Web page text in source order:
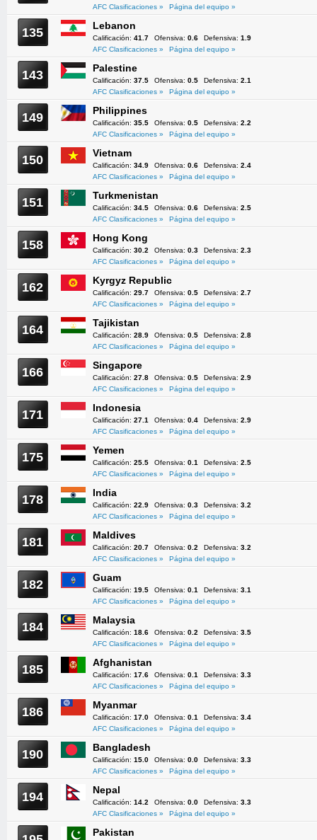
AFC Clasificaciones »
Página del equipo »
135 Lebanon
Calificación: 41.7 Ofensiva: 0.6 Defensiva: 1.9
AFC Clasificaciones »
Página del equipo »
143 Palestine
Calificación: 37.5 Ofensiva: 0.5 Defensiva: 2.1
AFC Clasificaciones »
Página del equipo »
149 Philippines
Calificación: 35.5 Ofensiva: 0.5 Defensiva: 2.2
AFC Clasificaciones »
Página del equipo »
150 Vietnam
Calificación: 34.9 Ofensiva: 0.6 Defensiva: 2.4
AFC Clasificaciones »
Página del equipo »
151 Turkmenistan
Calificación: 34.5 Ofensiva: 0.6 Defensiva: 2.5
AFC Clasificaciones »
Página del equipo »
158 Hong Kong
Calificación: 30.2 Ofensiva: 0.3 Defensiva: 2.3
AFC Clasificaciones »
Página del equipo »
162 Kyrgyz Republic
Calificación: 29.7 Ofensiva: 0.5 Defensiva: 2.7
AFC Clasificaciones »
Página del equipo »
164 Tajikistan
Calificación: 28.9 Ofensiva: 0.5 Defensiva: 2.8
AFC Clasificaciones »
Página del equipo »
166 Singapore
Calificación: 27.8 Ofensiva: 0.5 Defensiva: 2.9
AFC Clasificaciones »
Página del equipo »
171 Indonesia
Calificación: 27.1 Ofensiva: 0.4 Defensiva: 2.9
AFC Clasificaciones »
Página del equipo »
175 Yemen
Calificación: 25.5 Ofensiva: 0.1 Defensiva: 2.5
AFC Clasificaciones »
Página del equipo »
178 India
Calificación: 22.9 Ofensiva: 0.3 Defensiva: 3.2
AFC Clasificaciones »
Página del equipo »
181 Maldives
Calificación: 20.7 Ofensiva: 0.2 Defensiva: 3.2
AFC Clasificaciones »
Página del equipo »
182 Guam
Calificación: 19.5 Ofensiva: 0.1 Defensiva: 3.1
AFC Clasificaciones »
Página del equipo »
184 Malaysia
Calificación: 18.6 Ofensiva: 0.2 Defensiva: 3.5
AFC Clasificaciones »
Página del equipo »
185 Afghanistan
Calificación: 17.6 Ofensiva: 0.1 Defensiva: 3.3
AFC Clasificaciones »
Página del equipo »
186 Myanmar
Calificación: 17.0 Ofensiva: 0.1 Defensiva: 3.4
AFC Clasificaciones »
Página del equipo »
190 Bangladesh
Calificación: 15.0 Ofensiva: 0.0 Defensiva: 3.3
AFC Clasificaciones »
Página del equipo »
194 Nepal
Calificación: 14.2 Ofensiva: 0.0 Defensiva: 3.3
AFC Clasificaciones »
Página del equipo »
Pakistan